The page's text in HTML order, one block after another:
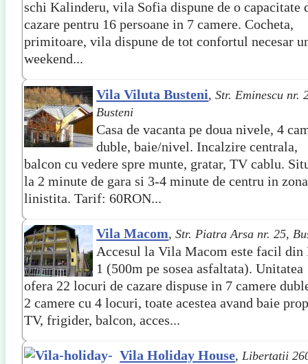
schi Kalinderu, vila Sofia dispune de o capacitate
cazare pentru 16 persoane in 7 camere. Cocheta,
primitoare, vila dispune de tot confortul necesar
weekend...
Vila Viluta Busteni,Str. Eminescu nr.
Busteni
Casa de vacanta pe doua nivele, 4
duble, baie/nivel. Incalzire centrala,
balcon cu vedere spre munte, gratar, TV cablu.
la 2 minute de gara si 3-4 minute de centru in zona
linistita. Tarif: 60RON...
Vila Macom,Str. Piatra Arsa nr. 25,
Accesul la Vila Macom este facil din
1 (500m pe sosea asfaltata). Unitatea
ofera 22 locuri de cazare dispuse in 7 camere
2 camere cu 4 locuri, toate acestea avand baie
TV, frigider, balcon, acces...
Vila Holiday House,Libertatii